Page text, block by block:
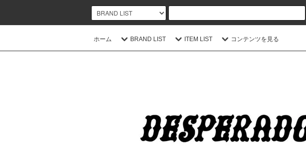
ホーム BRAND LIST ITEM LIST コンテンツを見る